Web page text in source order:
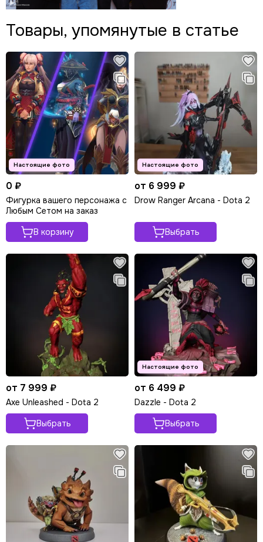
Товары, упомянутые в статье
0 ₽
Фигурка вашего персонажа с
Любым Сетом на заказ
В корзину
от 6 999 ₽
Drow Ranger Arcana - Dota 2
Выбрать
от 7 999 ₽
Axe Unleashed - Dota 2
Выбрать
от 6 499 ₽
Dazzle - Dota 2
Выбрать